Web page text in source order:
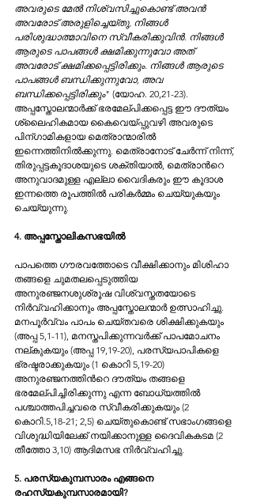
അവരുടെ മേല്‍ നിശ്വസിച്ചുകൊണ്ട് അവന്‍
അവരോട് അരുളിച്ചെയ്തു, നിങ്ങള്‍
പരിശുദ്ധാത്മാവിനെ സ്വീകരിക്കുവിന്‍. നിങ്ങള്‍
ആരുടെ പാപങ്ങള്‍ ക്ഷമിക്കുന്നുവോ അത്
അവരോട് ക്ഷമിക്കപ്പെട്ടിരിക്കും. നിങ്ങള്‍ ആരുടെ
പാപങ്ങള്‍ ബന്ധിക്കുന്നുവോ, അവ
ബന്ധിക്കപ്പെട്ടിരിക്കും" (യോഹ. 20,21-23).
അപ്പസ്തോലന്മാര്‍ക്ക് ഭരമേല്പിക്കപ്പെട്ട ഈ ദൗത്യം
ശ്ലൈഹികമായ കൈവെയ്പ്പുവഴി അവരുടെ
പിന്ഗാമികളായ മെത്രാന്മാരില്‍
ഇന്നെത്തിനില്‍ക്കുന്നു. മെത്രാനോട് ചേര്‍ന്ന് നിന്ന്,
തിരുപ്പട്ടകൂദാശയുടെ ശക്തിയാല്‍, മെത്രാന്‍റെ
അനുവാദമുള്ള എല്ലാ വൈദികരും ഈ കൂദാശ
ഇന്നത്തെ രൂപത്തില്‍ പരികര്‍മ്മം ചെയ്യുകയും
ചെയ്യുന്നു.
4. അപ്പസ്തോലികസഭയില്‍
പാപത്തെ ഗൗരവത്തോടെ വീക്ഷിക്കാനും മിശിഹാ
തങ്ങളെ ചുമതലപ്പെടുത്തിയ
അനുര‌ഞ്ജനശുശ്രൂഷ വിശ്വസ്തതയോടെ
നിര്‍വ്വഹിക്കാനും അപ്പസ്തോലന്മാര്‍ ഉത്സാഹിച്ചു.
മനപൂര്‍വ്വം പാപം ചെയ്തവരെ ശിക്ഷിക്കുകയും
(അപ്പ 5,1-11), മനസ്തപിക്കുന്നവര്‍ക്ക് പാപമോചനം
നല്കുകയും (അപ്പ 19,19-20), പരസ്യപാപികളെ
ഭ്രഷ്ടരാക്കുകയും (1 കൊറി 5,19-20)
അനുര‌ഞ്ജനത്തിന്‍റെ ദൗത്യം തങ്ങളെ
ഭരമേല്പിച്ചിരിക്കുന്നു എന്ന ബോധ്യത്തില്‍
പശ്ചാത്തപിച്ചവരെ സ്വീകരിക്കുകയും (2
കൊറി.5,18-21; 2,5) ചെയ്തുകൊണ്ട് സഭാംഗങ്ങളെ
വിശുദ്ധിയിലേക്ക് നയിക്കാനുള്ള ദൈവികകടമ (2
തീത്തോ 3,10) ആദിമസഭ നിര്‍വ്വഹിച്ചു.
5. പരസ്യകുമ്പസാരം എങ്ങനെ
രഹസ്യകുമ്പസാരമായി?